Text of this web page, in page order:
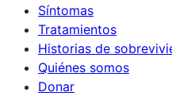
Síntomas
Tratamientos
Historias de
Quiénes somos
Donar